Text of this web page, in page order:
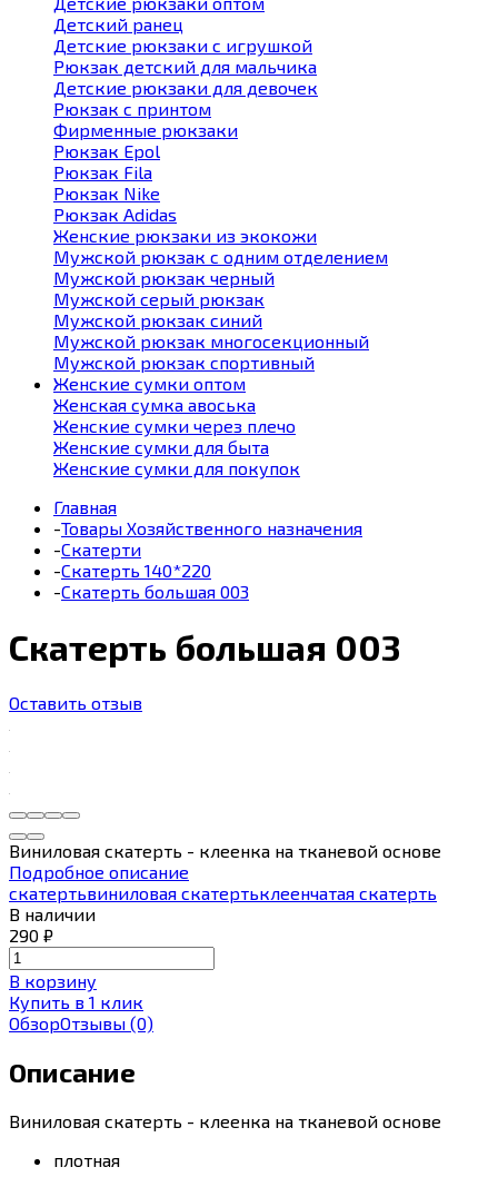
Детский ранец
Детские рюкзаки с игрушкой
Рюкзак детский для мальчика
Детские рюкзаки для девочек
Рюкзак с принтом
Фирменные рюкзаки
Рюкзак Epol
Рюкзак Fila
Рюкзак Nike
Рюкзак Adidas
Женские рюкзаки из экокожи
Мужской рюкзак с одним отделением
Мужской рюкзак черный
Мужской серый рюкзак
Мужской рюкзак синий
Мужской рюкзак многосекционный
Мужской рюкзак спортивный
Женские сумки оптом
Женская сумка авоська
Женские сумки через плечо
Женские сумки для быта
Женские сумки для покупок
Главная
-Товары Хозяйственного назначения
-Скатерти
-Скатерть 140*220
-Скатерть большая 003
Скатерть большая 003
Оставить отзыв
Виниловая скатерть - клеенка на тканевой основе
Подробное описание
скатертьвиниловая скатертьклеенчатая скатерть
В наличии
290 ₽
В корзину
Купить в 1 клик
ОбзорОтзывы (0)
Описание
Виниловая скатерть - клеенка на тканевой основе
плотная